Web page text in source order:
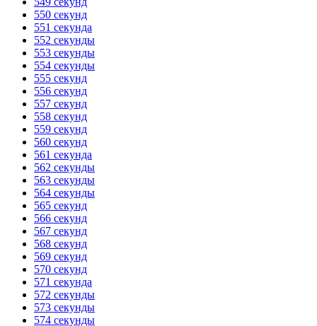
550 секунд
551 секунда
552 секунды
553 секунды
554 секунды
555 секунд
556 секунд
557 секунд
558 секунд
559 секунд
560 секунд
561 секунда
562 секунды
563 секунды
564 секунды
565 секунд
566 секунд
567 секунд
568 секунд
569 секунд
570 секунд
571 секунда
572 секунды
573 секунды
574 секунды